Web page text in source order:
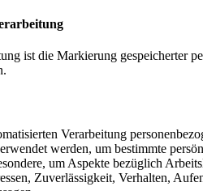
ist die Markierung gespeicherter
Verarbeitung
werden, um bestimmte
um Aspekte bezüglich
Zuverlässigkeit, Verhalten,